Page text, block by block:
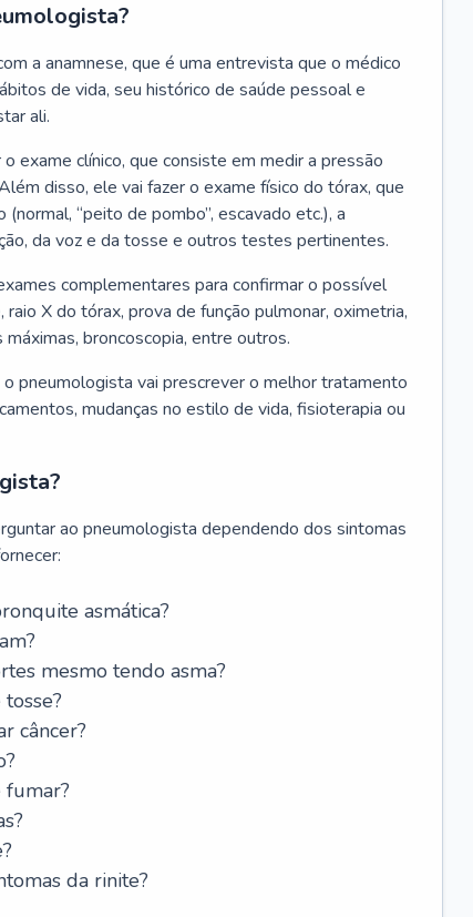
a anamnese, que é uma entrevista que o médico
de vida, seu histórico de saúde pessoal e
ali.
exame clínico, que consiste em medir a pressão
disso, ele vai fazer o exame físico do tórax, que
“peito de pombo”, escavado etc.), a
da voz e da tosse e outros testes pertinentes.
complementares para confirmar o possível
X do tórax, prova de função pulmonar, oximetria,
broncoscopia, entre outros.
pneumologista vai prescrever o melhor tratamento
mudanças no estilo de vida, fisioterapia ou
ao pneumologista dependendo dos sintomas
asmática?
mesmo tendo asma?
câncer?
da rinite?